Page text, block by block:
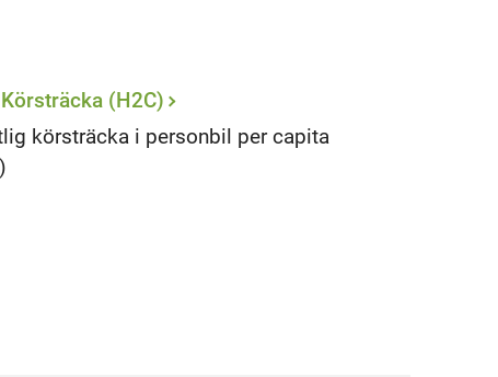
(H2C)
körsträcka i personbil per capita